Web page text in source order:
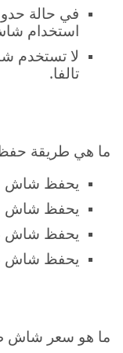
في حالة
استخدام
لا تستخدم
تالفا.
ما هي طريقة
يحفظ شاش
يحفظ شاش
يحفظ شاش
يحفظ شاش طبي عند
ما هو سعر شاش